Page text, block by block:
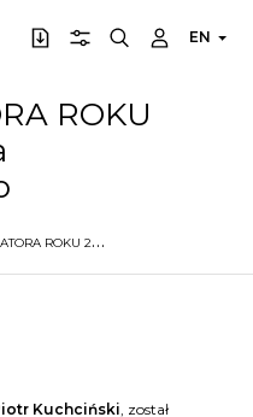
EN
ROKU
T
ytuł KREATORA ROKU 2016 dla Piotra Kuchcińskiego
Kuchciński, został